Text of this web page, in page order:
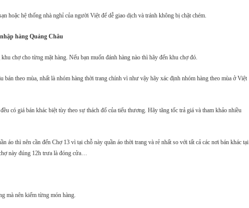
hoặc hệ thống nhà nghỉ của người Việt để dễ giao dịch và tránh không bị chặt chém.
hàng Quảng Châu
chợ cho từng mặt hàng. Nếu bạn muốn đánh hàng nào thì hãy đến khu chợ đó.
bán theo mùa, nhất là nhóm hàng thời trang chính vì như vậy hãy xác định nhóm hàng theo mùa ở Việt
có giá bán khác biệt tùy theo sự thách đố của tiểu thương. Hãy tăng tốc trả giá và tham khảo nhiều
áo thì nên cần đến Chợ 13 vì tại chỗ này quần áo thời trang và rẻ nhất so với tất cả các nơi bán khác tại
này đúng 12h trưa là đóng cửa…
mà nên kiểm từng món hàng.